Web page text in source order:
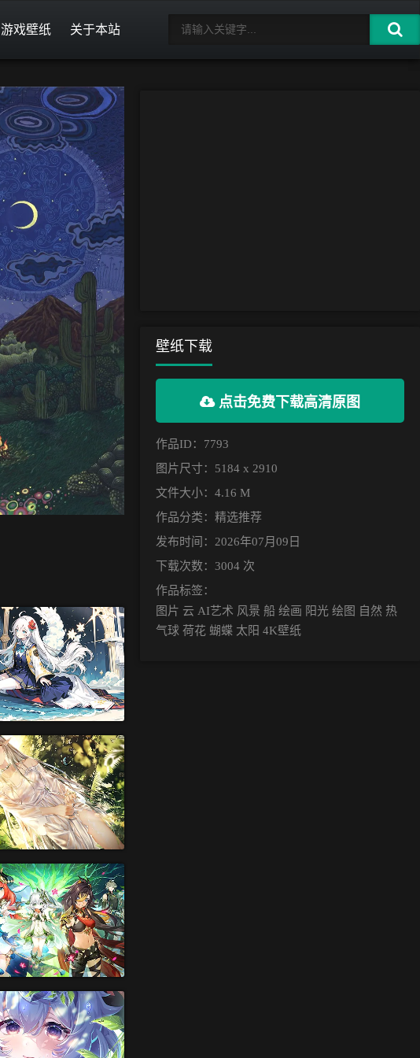
游戏壁纸 关于本站
壁纸下载
点击免费下载高清原图
作品ID：7793
图片尺寸：5184 x 2910
文件大小：4.16 M
作品分类： 精选推荐
发布时间：2026年07月09日
下载次数：3004 次
作品标签：
图片 云 AI艺术 风景 船 绘画 阳光 绘图 自然 热
气球 荷花 蝴蝶 太阳 4K壁纸